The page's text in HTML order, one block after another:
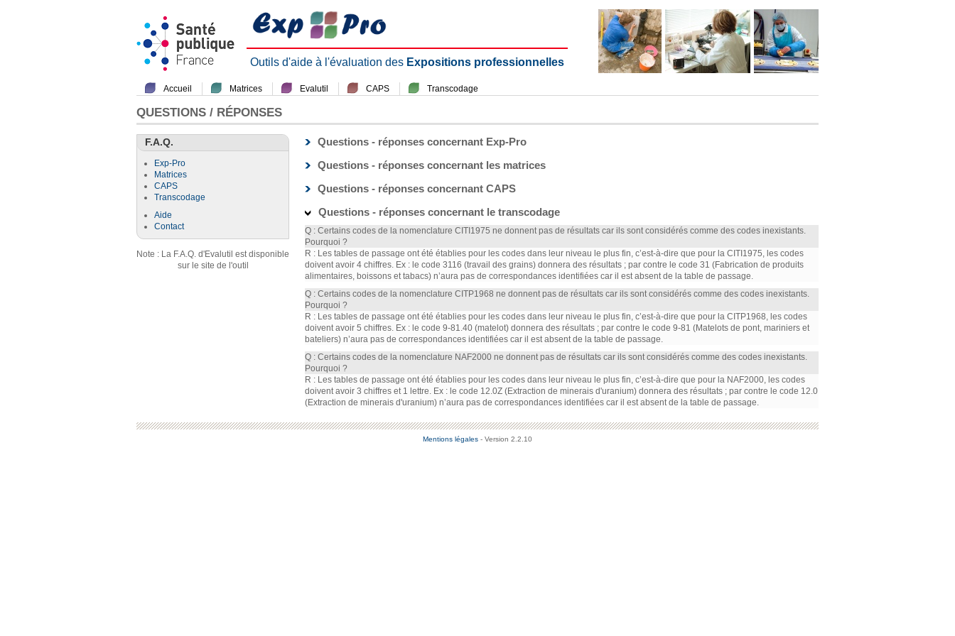
Outils d'aide à l'évaluation des Expositions professionnelles
Accueil Matrices Evalutil CAPS Transcodage
QUESTIONS / RÉPONSES
F.A.Q.
Exp-Pro
Matrices
CAPS
Transcodage
Aide
Contact
Note : La F.A.Q. d'Evalutil est disponible
sur le site de l'outil
Questions - réponses concernant Exp-Pro
Questions - réponses concernant les matrices
Questions - réponses concernant CAPS
Questions - réponses concernant le transcodage
Q : Certains codes de la nomenclature CITI1975 ne donnent pas de résultats car ils sont considérés comme des codes inexistants.
Pourquoi ?
R : Les tables de passage ont été établies pour les codes dans leur niveau le plus fin, c’est-à-dire que pour la CITI1975, les codes
doivent avoir 4 chiffres. Ex : le code 3116 (travail des grains) donnera des résultats ; par contre le code 31 (Fabrication de produits
alimentaires, boissons et tabacs) n’aura pas de correspondances identifiées car il est absent de la table de passage.
Q : Certains codes de la nomenclature CITP1968 ne donnent pas de résultats car ils sont considérés comme des codes inexistants.
Pourquoi ?
R : Les tables de passage ont été établies pour les codes dans leur niveau le plus fin, c’est-à-dire que pour la CITP1968, les codes
doivent avoir 5 chiffres. Ex : le code 9-81.40 (matelot) donnera des résultats ; par contre le code 9-81 (Matelots de pont, mariniers et
bateliers) n’aura pas de correspondances identifiées car il est absent de la table de passage.
Q : Certains codes de la nomenclature NAF2000 ne donnent pas de résultats car ils sont considérés comme des codes inexistants.
Pourquoi ?
R : Les tables de passage ont été établies pour les codes dans leur niveau le plus fin, c’est-à-dire que pour la NAF2000, les codes
doivent avoir 3 chiffres et 1 lettre. Ex : le code 12.0Z (Extraction de minerais d'uranium) donnera des résultats ; par contre le code 12.0
(Extraction de minerais d'uranium) n’aura pas de correspondances identifiées car il est absent de la table de passage.
Mentions légales - Version 2.2.10